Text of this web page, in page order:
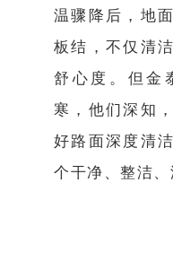
温骤降后，地
板结，不仅清
舒心度。但金
寒，他们深知
好路面深度清
个干净、整洁、